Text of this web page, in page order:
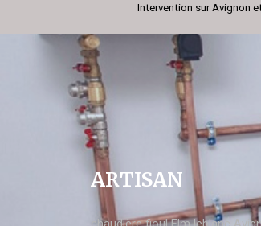
Intervention sur Avignon
ARTISAN